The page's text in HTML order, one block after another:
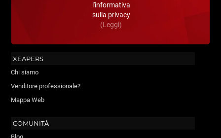
l'informativa
sulla privacy
(Leggi)
XEAPERS
Chi siamo
Venditore professionale?
Mappa Web
COMUNITÀ